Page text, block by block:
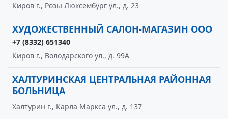
Киров г., Розы Люксембург ул., д. 23
ХУДОЖЕСТВЕННЫЙ САЛОН-МАГАЗИН ООО
+7 (8332) 651340
Киров г., Володарского ул., д. 99А
ХАЛТУРИНСКАЯ ЦЕНТРАЛЬНАЯ РАЙОННАЯ
БОЛЬНИЦА
Халтурин г., Карла Маркса ул., д. 137